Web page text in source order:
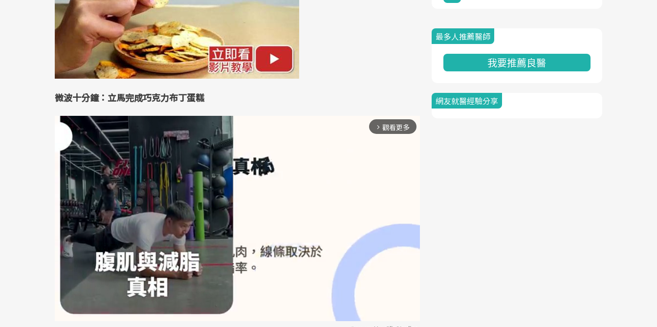
微波十分鐘：立馬完成巧克力布丁蛋糕
arrow_forward_ios 觀看更多
最多人推薦醫師
我要推薦良醫
網友就醫經驗分享